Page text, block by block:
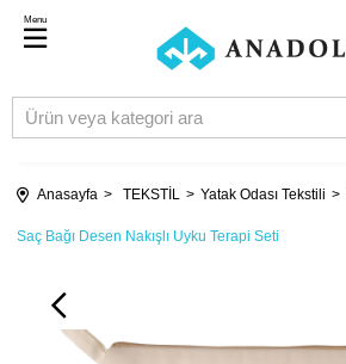
Menu
Anasayfa TEKSTİL Yatak Odası Tekstili
Saç Bağı Desen Nakışlı Uyku Terapi Seti